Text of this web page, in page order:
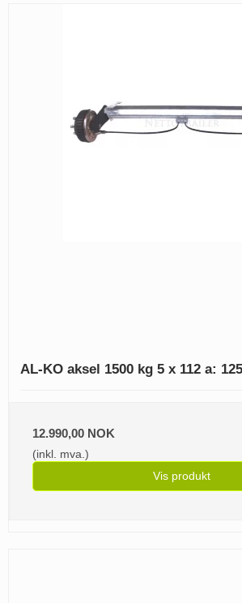
AL-KO aksel 1500 kg 5 x 112 a:
12.990,00 NOK
(inkl. mva.)
Vis produkt